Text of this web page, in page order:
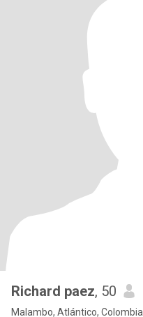
Richard paez, 50
Malambo, Atlántico, Colombia